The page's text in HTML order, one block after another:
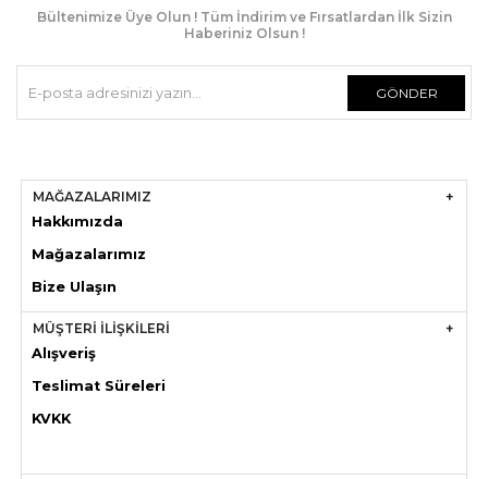
Bültenimize Üye Olun ! Tüm İndirim ve Fırsatlardan İlk Sizin
Haberiniz Olsun !
GÖNDER
MAĞAZALARIMIZ
Hakkımızda
Mağazalarımız
Bize Ulaşın
MÜŞTERİ İLİŞKİLERİ
Alışveriş
Teslimat Süreleri
KVKK